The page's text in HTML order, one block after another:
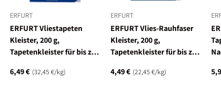
ERFURT
ERFURT Vliestapeten
Kleister, 200 g,
Tapetenkleister für bis zu
6,49 € Grundpreis
32,45 €/kg
ERFURT
ERFURT Vlies-Rauhfaser
Kleister, 200 g,
Tapetenkleister für bis zu
4,49 € Grundpreis
22,45 €/kg